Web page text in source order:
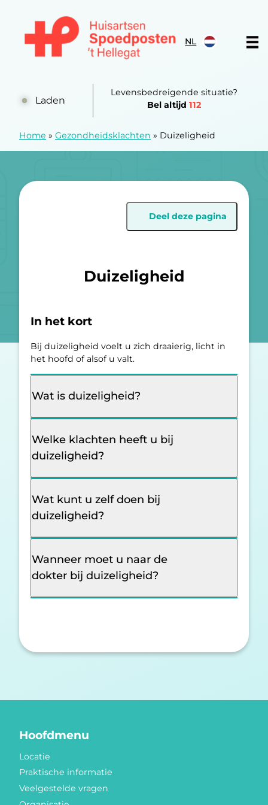
NL
Laden
Levensbedreigende situatie?
Bel altijd112
Home » Gezondheidsklachten » Duizeligheid
Deel deze pagina
Duizeligheid
In het kort
Bij duizeligheid voelt u zich draaierig, licht in
het hoofd of alsof u valt.
Wat is duizeligheid?
Welke klachten heeft u bij
duizeligheid?
Wat kunt u zelf doen bij
duizeligheid?
Wanneer moet u naar de
dokter bij duizeligheid?
Hoofdmenu
Locatie
Praktische informatie
Veelgestelde vragen